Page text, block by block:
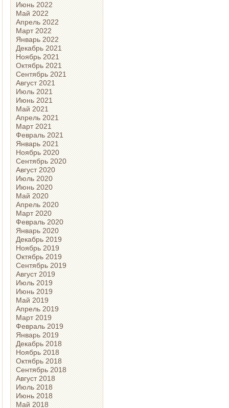
Июнь 2022
Май 2022
Апрель 2022
Март 2022
Январь 2022
Декабрь 2021
Ноябрь 2021
Октябрь 2021
Сентябрь 2021
Август 2021
Июль 2021
Июнь 2021
Май 2021
Апрель 2021
Март 2021
Февраль 2021
Январь 2021
Ноябрь 2020
Сентябрь 2020
Август 2020
Июль 2020
Июнь 2020
Май 2020
Апрель 2020
Март 2020
Февраль 2020
Январь 2020
Декабрь 2019
Ноябрь 2019
Октябрь 2019
Сентябрь 2019
Август 2019
Июль 2019
Июнь 2019
Май 2019
Апрель 2019
Март 2019
Февраль 2019
Январь 2019
Декабрь 2018
Ноябрь 2018
Октябрь 2018
Сентябрь 2018
Август 2018
Июль 2018
Июнь 2018
Май 2018